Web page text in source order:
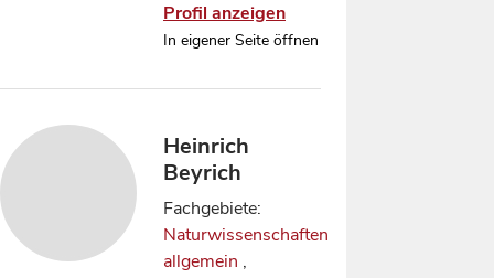
Profil anzeigen
In eigener Seite öffnen
Heinrich
Beyrich
Fachgebiete:
Naturwissenschaften
allgemein ,